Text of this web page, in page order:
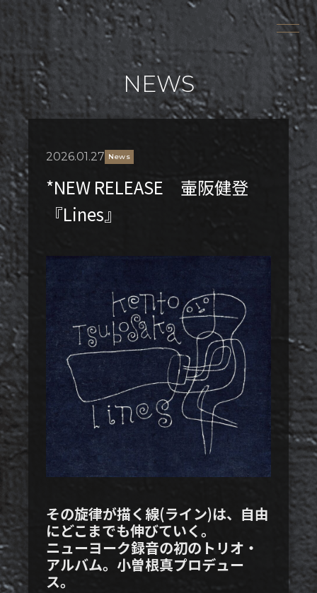
NEWS
2026.01.27 News
*NEW RELEASE 壷阪健登
『Lines』
その旋律が描く線(ライン)は、自由
にどこまでも伸びていく。
ニューヨーク録音の初のトリオ・
アルバム。小曽根真プロデュー
ス。